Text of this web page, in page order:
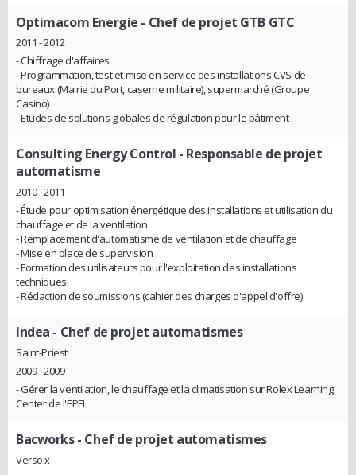
Optimacom Energie - Chef de projet GTB GTC
2011 - 2012
- Chiffrage d'affaires
- Programmation, test et mise en service des installations CVS de
bureaux (Mairie du Port, caserne militaire), supermarché (Groupe
Casino)
- Etudes de solutions globales de régulation pour le bâtiment
Consulting Energy Control - Responsable de projet
automatisme
2010 - 2011
- Étude pour optimisation énergétique des installations et utilisation du
chauffage et de la ventilation
- Remplacement d'automatisme de ventilation et de chauffage
- Mise en place de supervision
- Formation des utilisateurs pour l'exploitation des installations
techniques.
- Rédaction de soumissions (cahier des charges d'appel d'offre)
Indea - Chef de projet automatismes
Saint-Priest
2009 - 2009
- Gérer la ventilation, le chauffage et la climatisation sur Rolex Learning
Center de l'EPFL
Bacworks- Chef de projet automatismes
Versoix